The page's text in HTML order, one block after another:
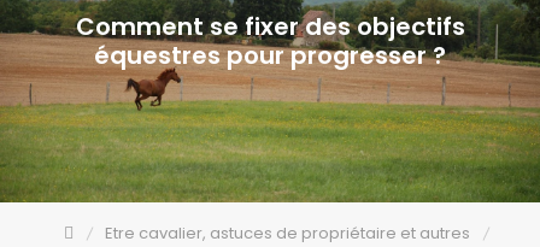
Comment se fixer des objectifs
équestres pour progresser ?
Etre cavalier, astuces de propriétaire et autres